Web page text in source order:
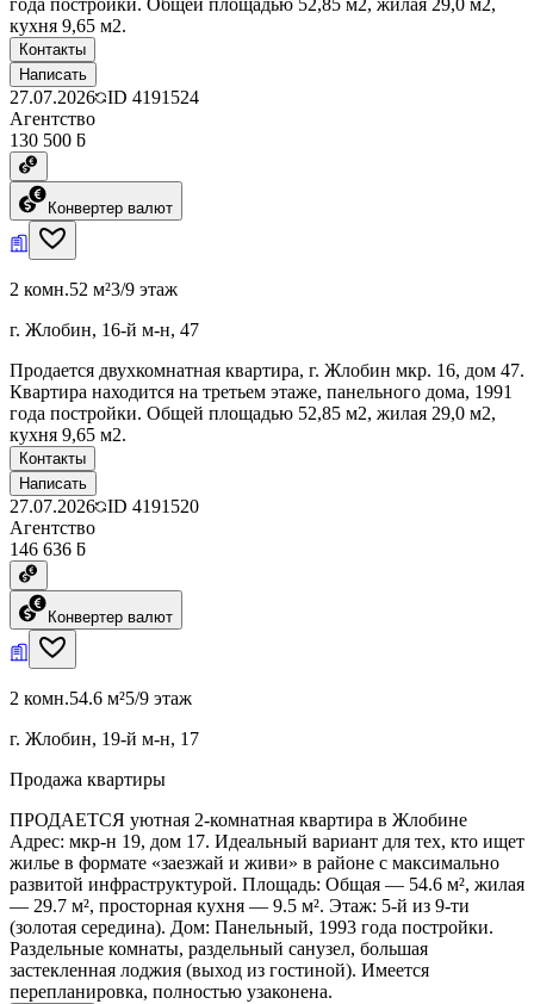
кухня 9,65 м2.
Контакты
Написать
27.07.2026 ID 4191524
Агентство
130 500 ƃ
Конвертер валют
2 комн.52 м²3/9 этаж
г. Жлобин, 16-й м-н, 47
Продается двухкомнатная квартира, г. Жлобин мкр. 16, дом 47.
Квартира находится на третьем этаже, панельного дома, 1991
года постройки. Общей площадью 52,85 м2, жилая 29,0 м2,
кухня 9,65 м2.
Контакты
Написать
27.07.2026 ID 4191520
Агентство
146 636 ƃ
Конвертер валют
2 комн.54.6 м²5/9 этаж
г. Жлобин, 19-й м-н, 17
Продажа квартиры
ПРОДАЕТСЯ уютная 2-комнатная квартира в Жлобине
Адрес: мкр-н 19, дом 17. Идеальный вариант для тех, кто ищет
жилье в формате «заезжай и живи» в районе с максимально
развитой инфраструктурой. Площадь: Общая — 54.6 м², жилая
— 29.7 м², просторная кухня — 9.5 м². Этаж: 5-й из 9-ти
(золотая середина). Дом: Панельный, 1993 года постройки.
Раздельные комнаты, раздельный санузел, большая
застекленная лоджия (выход из гостиной). Имеется
перепланировка, полностью узаконена.